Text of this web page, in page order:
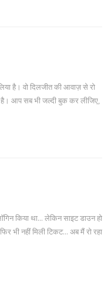
है। वो दिलजीत की आवाज़ से रो
आप सब भी जल्दी बुक कर लीजिए,
किया था... लेकिन साइट डाउन हो
भी नहीं मिली टिकट... अब मैं रो रहा